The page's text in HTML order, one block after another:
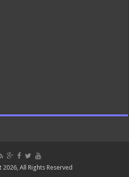
All Rights Reserved